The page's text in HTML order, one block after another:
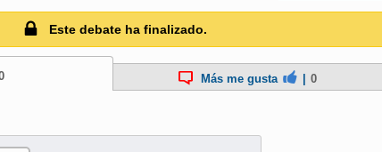
Este debate ha finalizado.
Más me gusta 0